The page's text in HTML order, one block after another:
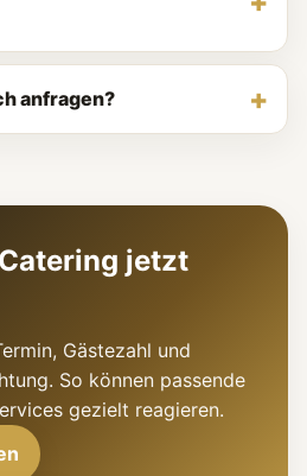
anfragen?
jetzt
Gästezahl und
So können passende
gezielt reagieren.